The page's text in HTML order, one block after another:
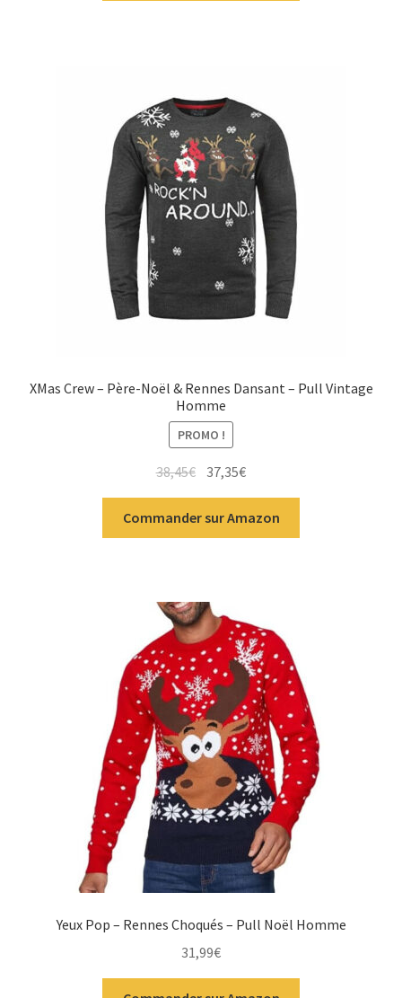
XMas Crew – Père-Noël & Rennes Dansant – Pull Vintage
Homme
PROMO !
38,45€ 37,35€
Commander sur Amazon
Yeux Pop – Rennes Choqués – Pull Noël Homme
31,99€